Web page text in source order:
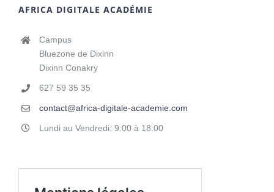
AFRICA DIGITALE ACADÉMIE
Campus
Bluezone de Dixinn
Dixinn Conakry
627 59 35 35
contact@africa-digitale-academie.com
Lundi au Vendredi: 9:00 à 18:00